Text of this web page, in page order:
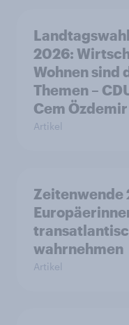
2026:
Wohnen sind
Themen –
Cem
Artikel
Zeitenwende
wahrnehmen
Artikel